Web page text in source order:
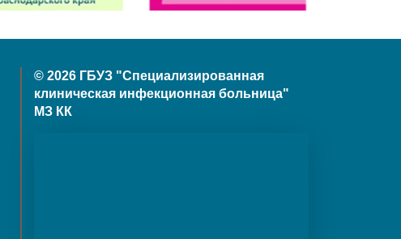
© 2026 ГБУЗ "Специализированная
клиническая инфекционная больница"
МЗ КК